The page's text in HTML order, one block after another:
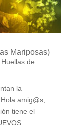
Mariposas)
Huellas de
la
amig@s,
tiene el